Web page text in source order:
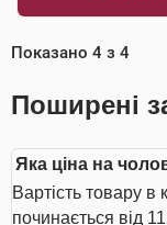
Показано 4 з 4
Поширені
Яка ціна на
Вартість товару в
починається від